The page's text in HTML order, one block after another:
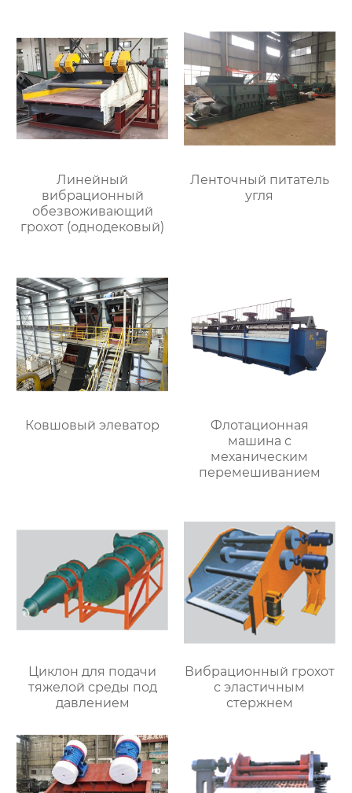
Линейный
вибрационный
обезвоживающий
грохот (однодековый)
Ленточный питатель
угля
Ковшовый элеватор
Флотационная
машина с
механическим
перемешиванием
Циклон для подачи
тяжелой среды под
давлением
Вибрационный грохот
с эластичным
стержнем